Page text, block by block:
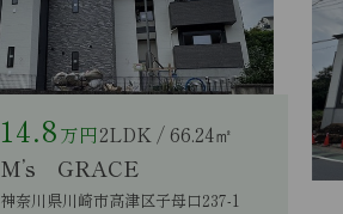
14.8万円2LDK / 66.24㎡
M’s GRACE
神奈川県川崎市高津区子母口237-1